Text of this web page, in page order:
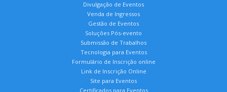
Divulgação de Eventos
Venda de Ingressos
Gestão de Eventos
Soluções Pós-evento
Submissão de Trabalhos
Tecnologia para Eventos
Formulário de Inscrição online
Link de Inscrição Online
Site para Eventos
Certificados para Eventos